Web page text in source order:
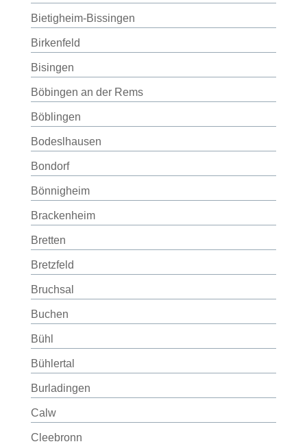
Bietigheim-Bissingen
Birkenfeld
Bisingen
Böbingen an der Rems
Böblingen
Bodeslhausen
Bondorf
Bönnigheim
Brackenheim
Bretten
Bretzfeld
Bruchsal
Buchen
Bühl
Bühlertal
Burladingen
Calw
Cleebronn